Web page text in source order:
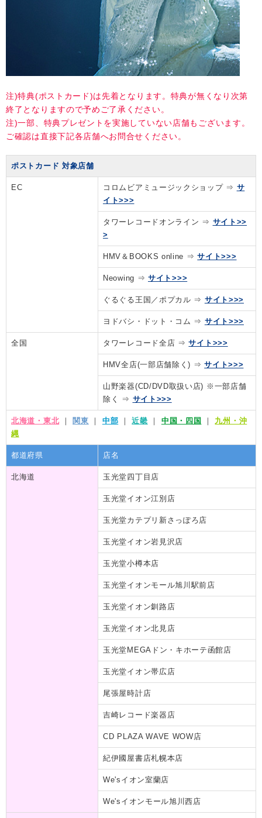
注)特典(ポストカード)は先着となります。特典が無くなり次第
終了となりますので予めご了承ください。
注)一部、特典プレゼントを実施していない店舗もございます。
ご確認は直接下記各店舗へお問合せください。
ポストカード 対象店舗
EC コロムビアミュージックショップ ⇒ サ
イト>>>
タワーレコードオンライン ⇒ サイト>>
>
HMV＆BOOKS online ⇒サイト>>>
Neowing ⇒ サイト>>>
ぐるぐる王国／ポプカル ⇒ サイト>>>
ヨドバシ・ドット・コム ⇒ サイト>>>
全国 タワーレコード全店 ⇒サイト>>>
HMV全店(一部店舗除く) ⇒サイト>>>
山野楽器(CD/DVD取扱い店) ※一部店舗
除く ⇒ サイト>>>
北海道・東北｜ 関東 ｜ 中部 ｜近畿 ｜ 中国・四国 ｜ 九州・沖
縄
都道府県 店名
北海道 玉光堂四丁目店
玉光堂イオン江別店
玉光堂カテプリ新さっぽろ店
玉光堂イオン岩見沢店
玉光堂小樽本店
玉光堂イオンモール旭川駅前店
玉光堂イオン釧路店
玉光堂イオン北見店
玉光堂MEGAドン・キホーテ函館店
玉光堂イオン帯広店
尾張屋時計店
吉崎レコード楽器店
CD PLAZA WAVE WOW店
紀伊國屋書店札幌本店
We'sイオン室蘭店
We'sイオンモール旭川西店